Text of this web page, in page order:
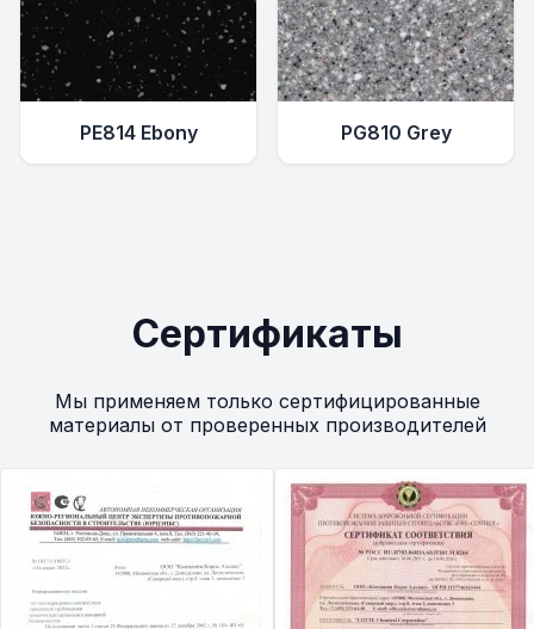
PE814 Ebony PG810 Grey
Сертификаты
Мы применяем только сертифицированные
материалы от проверенных производителей